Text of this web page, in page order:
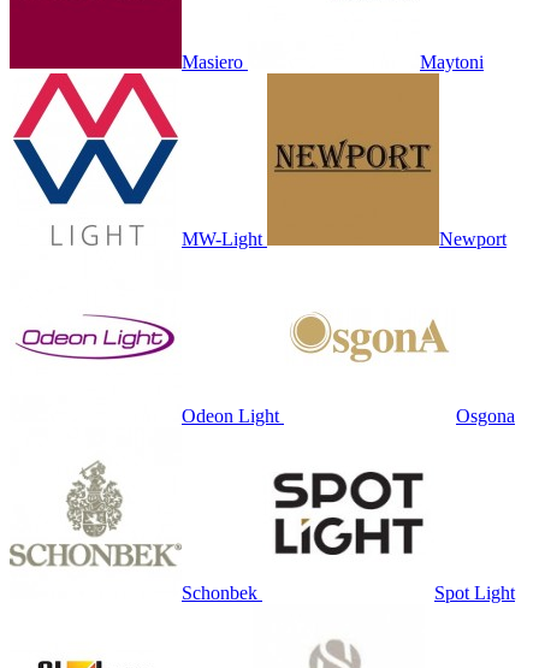
Masiero Maytoni
MW-Light Newport
Odeon Light Osgona
Schonbek Spot Light